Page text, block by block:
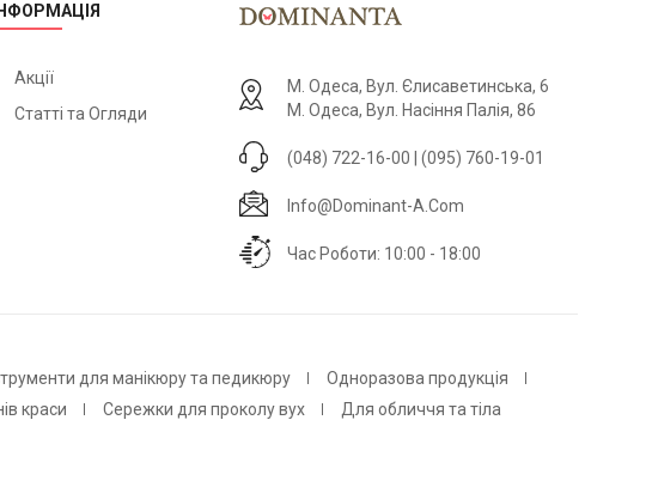
ІНФОРМАЦІЯ
Акції
Статті та Огляди
М. Одеса, Вул. Єлисаветинська, 6
М. Одеса, Вул. Насіння Палія, 86
(048) 722-16-00 | (095) 760-19-01
Info@dominant-A.com
Час Роботи: 10:00 - 18:00
для манікюру та педикюру
Одноразова продукція
краси Сережки для проколу вух Для обличчя та тіла